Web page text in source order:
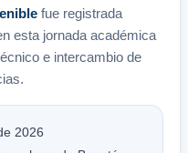
fue registrada
esta jornada académica
e intercambio de
2026